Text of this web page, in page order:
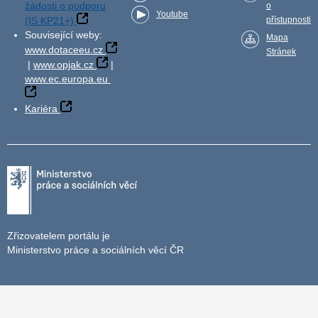
žádosti o podporu
(IS KP21+)
Související weby:
www.dotaceeu.cz
| www.opjak.cz
|
www.ec.europa.eu
Kariéra
Youtube
o
přístupnosti
Mapa
Stránek
Zřizovatelem portálu je
Ministerstvo práce a sociálních věcí ČR